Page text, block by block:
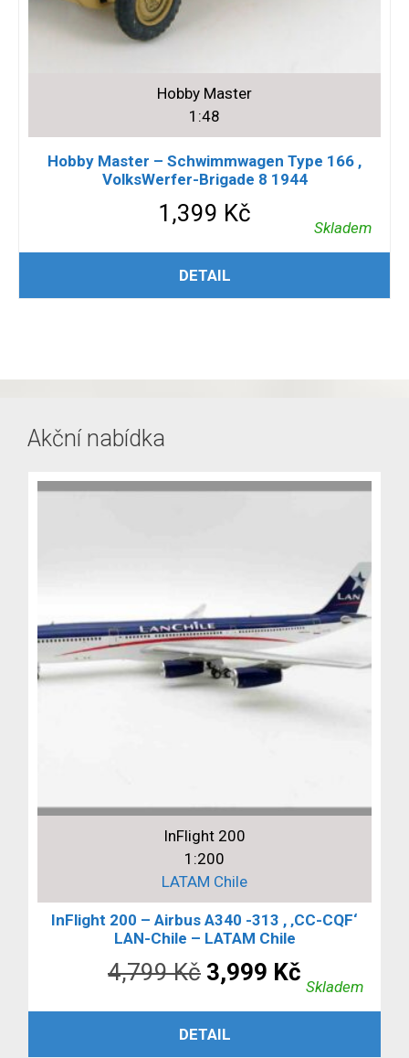
Hobby Master
1:48
Hobby Master – Schwimmwagen Type 166 ,
VolksWerfer-Brigade 8 1944
1,399 Kč
Skladem
PŘIDAT DO KOŠÍKU
DETAIL
Akční nabídka
InFlight 200
1:200
LATAM Chile
InFlight 200 – Airbus A340 -313 , ‚CC-CQF‘
LAN-Chile – LATAM Chile
4,799Kč Původní
cena
byla:
3,999 Kč
cena
Skladem
PŘIDAT DO KOŠÍKU
DETAIL